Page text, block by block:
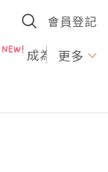
會員登記
成為U更多